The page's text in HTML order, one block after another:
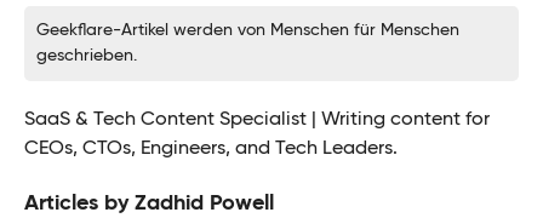
Geekflare-Artikel werden von Menschen für Menschen
geschrieben.
SaaS & Tech Content Specialist | Writing content for
CEOs, CTOs, Engineers, and Tech Leaders.
Articles by Zadhid Powell